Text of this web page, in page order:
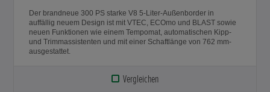
Der brandneue 300 PS starke V8 5-Liter-Außenborder in
auffällig neuem Design ist mit VTEC, ECOmo und BLAST sowie
neuen Funktionen wie einem Tempomat, automatischen Kipp-
und Trimmassistenten und mit einer Schaftlänge von 762 mm-
ausgestattet.
Vergleichen